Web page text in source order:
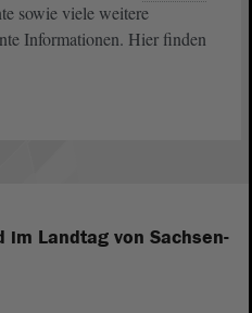
sowie viele weitere
Informationen. Hier finden
Landtag von Sachsen-